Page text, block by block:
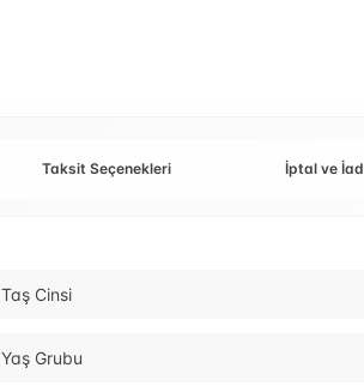
Taksit Seçenekleri İptal ve
Taş Cinsi
Yaş Grubu